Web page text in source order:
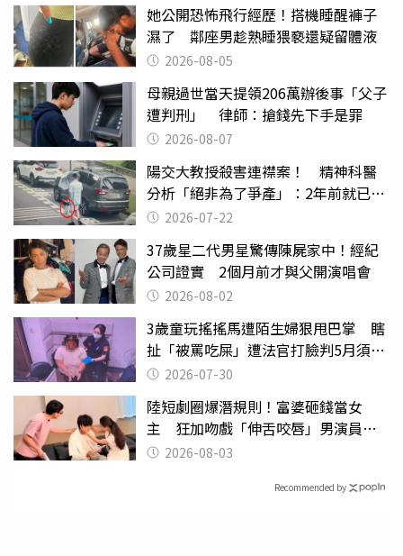
她公開恐怖飛行經歷！搭機睡醒褲子
濕了 鄰座男趁熟睡猥褻還疑留體液
2026-08-05
母親過世當天提領206萬辦後事「父子
遭判刑」 律師：搶錢先下手是罪
2026-08-07
陽交大教授殺害連襟案！ 精神科醫
分析「絕非為了爭產」：2年前就已言
行詭異
2026-07-22
37歲星二代男星驚傳陳屍家中！經紀
公司證實 2個月前才與父開演唱會
2026-08-02
3歲童玩搖搖馬遭陌生婦狠甩巴掌 瞎
扯「被罵吃屎」遭法官打臉判5月須入
監 2026-07-30
陸短劇圈爆潛規則！富婆砸錢當女
主 狂加吻戲「伸舌咬唇」男演員崩
潰 2026-08-03
Recommended by